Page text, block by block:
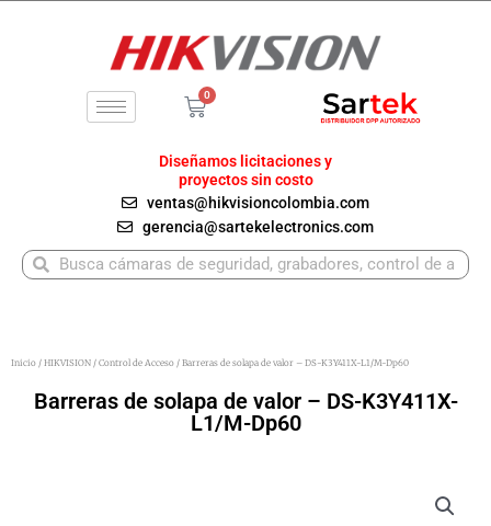
0
Carrito
Diseñamos licitaciones y
proyectos sin costo
ventas@hikvisioncolombia.com
gerencia@sartekelectronics.com
BuscarBuscar
Inicio / HIKVISION / Control de Acceso / Barreras de solapa de valor – DS-K3Y411X-L1/M-Dp60
Barreras de solapa de valor – DS-K3Y411X-
L1/M-Dp60